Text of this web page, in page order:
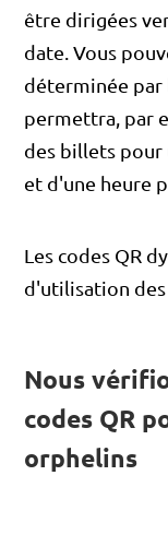
être dirigées
date. Vous
déterminée par
permettra, par
des billets pour
et d'une heure
Les codes QR
d'utilisation des
Nous
codes QR
orphelins